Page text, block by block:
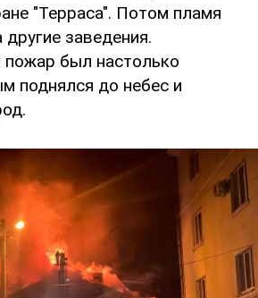
"Терраса". Потом пламя
другие заведения.
пожар был настолько
поднялся до небес и